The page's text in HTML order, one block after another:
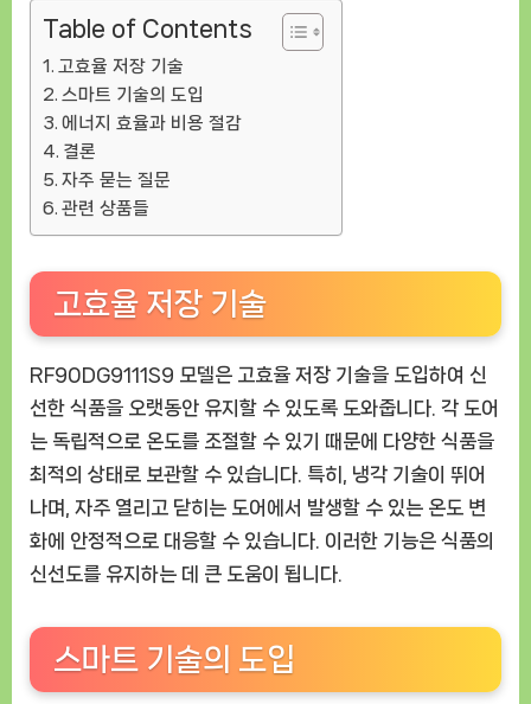
Table of Contents
고효율 저장 기술
스마트 기술의 도입
에너지 효율과 비용 절감
결론
자주 묻는 질문
관련 상품들
고효율 저장 기술
RF90DG9111S9 모델은 고효율 저장 기술을 도입하여 신
선한 식품을 오랫동안 유지할 수 있도록 도와줍니다. 각 도어
는 독립적으로 온도를 조절할 수 있기 때문에 다양한 식품을
최적의 상태로 보관할 수 있습니다. 특히, 냉각 기술이 뛰어
나며, 자주 열리고 닫히는 도어에서 발생할 수 있는 온도 변
화에 안정적으로 대응할 수 있습니다. 이러한 기능은 식품의
신선도를 유지하는 데 큰 도움이 됩니다.
스마트 기술의 도입